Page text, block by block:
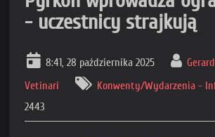
- uczestnicy strajkują
8:41, 28 października 2025
Vetinari
Konwenty/Wydarzenia -
2443